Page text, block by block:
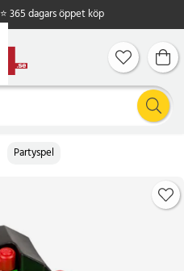
⭐ 365 dagars öppet köp
Partyspel